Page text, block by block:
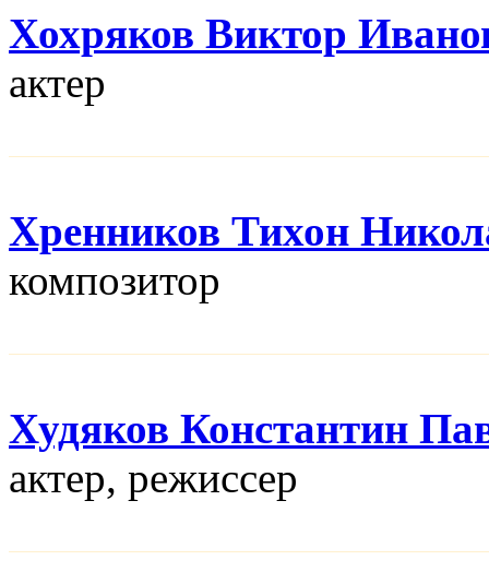
Хохряков Виктор
актер
Хренников Тихон
композитор
Худяков Константин
актер, режисcер